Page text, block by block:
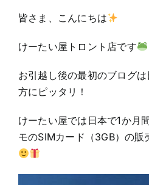
皆さま、こんにちは
けーたい屋トロント店です
お引越し後の最初のブログ
方にピッタリ！
けーたい屋では日本で1か月
モのSIMカード（3GB）の販